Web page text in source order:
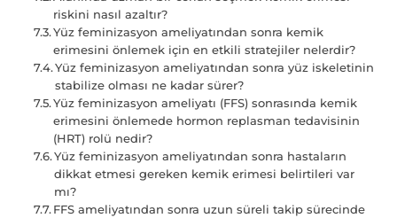
riskini nasıl azaltır?
Yüz feminizasyon ameliyatından sonra kemik
erimesini önlemek için en etkili stratejiler nelerdir?
Yüz feminizasyon ameliyatından sonra yüz iskeletinin
stabilize olması ne kadar sürer?
Yüz feminizasyon ameliyatı (FFS) sonrasında kemik
erimesini önlemede hormon replasman tedavisinin
(HRT) rolü nedir?
Yüz feminizasyon ameliyatından sonra hastaların
dikkat etmesi gereken kemik erimesi belirtileri var
mı?
FFS ameliyatından sonra uzun süreli takip sürecinde